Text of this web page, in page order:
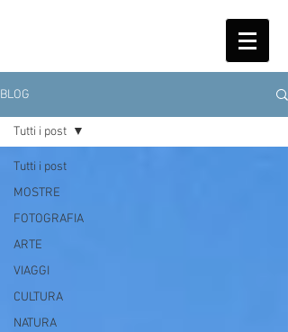
BLOG
Tutti i post
MOSTRE
FOTOGRAFIA
ARTE
VIAGGI
CULTURA
NATURA
Tutti i post